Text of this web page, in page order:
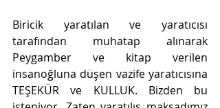
Biricik yaratılan ve yaratıcısı
tarafından muhatap alınarak
Peygamber ve kitap verilen
insanoğluna düşen vazife yaratıcısına
TEŞEKÜR ve KULLUK. Bizden bu